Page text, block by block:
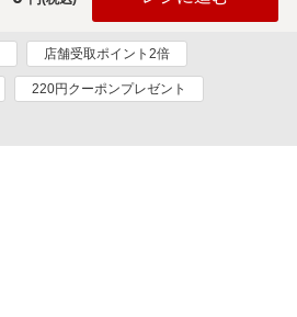
店舗受取ポイント2倍
220円クーポンプレゼント